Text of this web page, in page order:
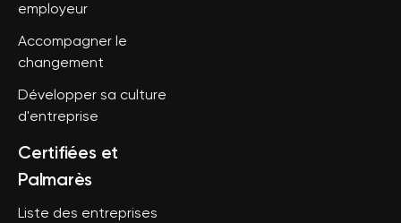
employeur
Accompagner le
changement
Développer sa culture
d'entreprise
Certifiées et
Palmarès
Liste des entreprises